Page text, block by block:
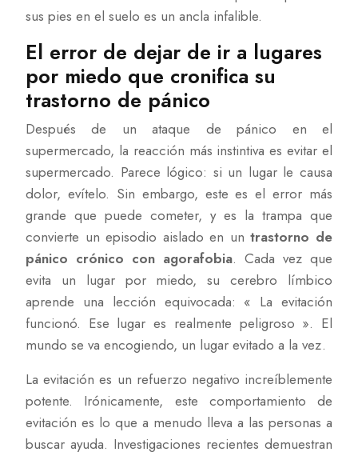
sus pies en el suelo es un ancla infalible.
El error de dejar de ir a lugares
por miedo que cronifica su
trastorno de pánico
Después de un ataque de pánico en el
supermercado, la reacción más instintiva es evitar el
supermercado. Parece lógico: si un lugar le causa
dolor, evítelo. Sin embargo, este es el error más
grande que puede cometer, y es la trampa que
convierte un episodio aislado en untrastorno de
pánico crónico con agorafobia. Cada vez que
evita un lugar por miedo, su cerebro límbico
aprende una lección equivocada: « La evitación
funcionó. Ese lugar es realmente peligroso ». El
mundo se va encogiendo, un lugar evitado a la vez.
La evitación es un refuerzo negativo increíblemente
potente. Irónicamente, este comportamiento de
evitación es lo que a menudo lleva a las personas a
buscar ayuda. Investigaciones recientes demuestran